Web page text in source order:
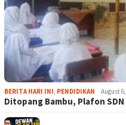
BERITA HARI INI, PENDIDIKAN August
Ditopang Bambu, Plafon